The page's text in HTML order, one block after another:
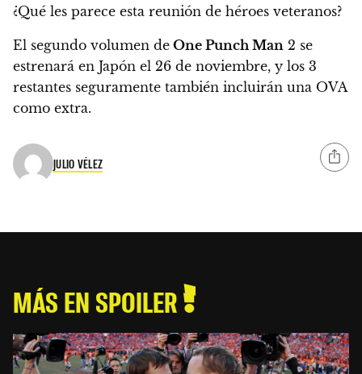
¿Qué les parece esta reunión de héroes veteranos?
El segundo volumen de One Punch Man 2 se
estrenará en Japón el 26 de noviembre, y los 3
restantes seguramente también incluirán una OVA
como extra.
JULIO VÉLEZ
MÁS EN SPOILER